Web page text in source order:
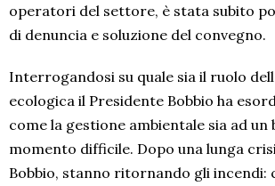
operatori del settore, è stata subito
di denuncia e soluzione del convegno.
Interrogandosi su quale sia il ruolo
ecologica il Presidente Bobbio ha
come la gestione ambientale sia ad un
momento difficile. Dopo una lunga
Bobbio, stanno ritornando gli incendi: